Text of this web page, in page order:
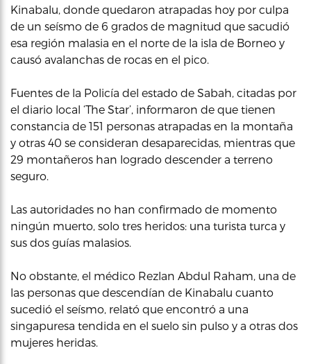
Kinabalu, donde quedaron atrapadas hoy por culpa
de un seísmo de 6 grados de magnitud que sacudió
esa región malasia en el norte de la isla de Borneo y
causó avalanchas de rocas en el pico.
Fuentes de la Policía del estado de Sabah, citadas por
el diario local ‘The Star’, informaron de que tienen
constancia de 151 personas atrapadas en la montaña
y otras 40 se consideran desaparecidas, mientras que
29 montañeros han logrado descender a terreno
seguro.
Las autoridades no han confirmado de momento
ningún muerto, solo tres heridos: una turista turca y
sus dos guías malasios.
No obstante, el médico Rezlan Abdul Raham, una de
las personas que descendían de Kinabalu cuanto
sucedió el seísmo, relató que encontró a una
singapuresa tendida en el suelo sin pulso y a otras dos
mujeres heridas.